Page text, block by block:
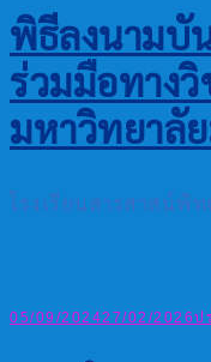
พิธีลงนามบั
ร่วมมือทาง
มหาวิทยาลั
โรงเรียนสารสาสน์พิ
05/09/202427/02/2026ป